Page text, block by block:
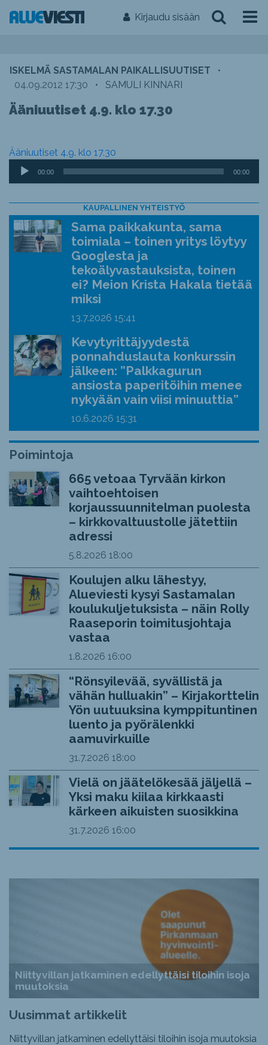
Kirjaudu sisään
ISKELMÄ SASTAMALAN PAIKALLISUUTISET
•
04.09.2012 17:30
• SAMULI KINNARI
Ääniuutiset 4.9. klo 17.30
Ääniuutiset 4.9. klo 17.30
Äänitoistin
00:00 00:00
KAUPALLINEN YHTEISTYÖ
Sama paikkakunta, sama
toimiala – toinen yritys löytyy
Googlesta ja
tekoälyvastauksista, toinen
ei? Meion Krista Hakala tietää
miksi
13.7.2026 15:41
Kevytyrittäjyydestä
ponnahduslauta konkurssin
jälkeen: ”Palkkagurun
ansiosta paperitöihin menee
nykyään vain viisi minuuttia”
10.6.2026 15:31
Poimintoja
665 vetoaa Tyrvään kirkon
vaihtoehtoisen
korjaussuunnitelman puolesta
– kirkkovaltuustolle jätettiin
adressi
5.8.2026 18:00
Koulujen alku lähestyy,
Alueviesti kysyi Sastamalan
koulukuljetuksista – näin Rolly
Raaseporin toimitusjohtaja
vastaa
1.8.2026 16:00
“Rönsyilevää, syvällistä ja
vähän hulluakin” – Kirjakorttelin
Yön uutuuksina kymppituntinen
luento ja pyörälenkki
aamuvirkuille
31.7.2026 18:00
Vielä on jäätelökesää jäljellä –
Yksi maku kiilaa kirkkaasti
kärkeen aikuisten suosikkina
31.7.2026 16:00
Niittyvillan jatkaminen edellyttäisi tiloihin isoja
muutoksia
Uusimmat artikkelit
Niittyvillan jatkaminen edellyttäisi tiloihin isoja muutoksia